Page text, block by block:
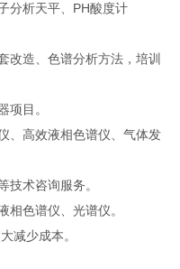
分析天平、PH酸度计
改造、色谱分析方法，培训
项目。
、高效液相色谱仪、气体发
技术咨询服务。
相色谱仪、光谱仪。
减少成本。